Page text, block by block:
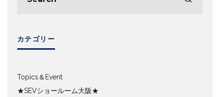
カテゴリー
Topics＆Event
★SEVショールーム大阪★